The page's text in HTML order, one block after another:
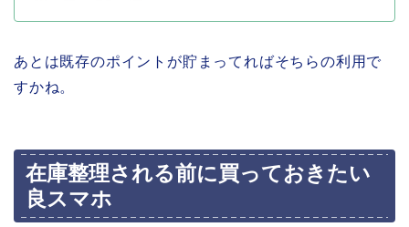
あとは既存のポイントが貯まってればそちらの利用で
すかね。
在庫整理される前に買っておきたい
良スマホ